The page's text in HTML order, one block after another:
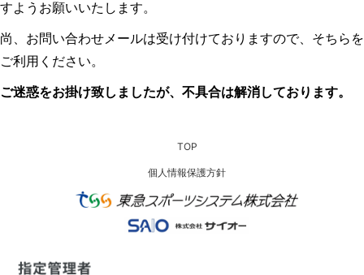
すようお願いいたします。
尚、お問い合わせメールは受け付けておりますので、そちらを
ご利用ください。
ご迷惑をお掛け致しましたが、不具合は解消しております。
TOP
個人情報保護方針